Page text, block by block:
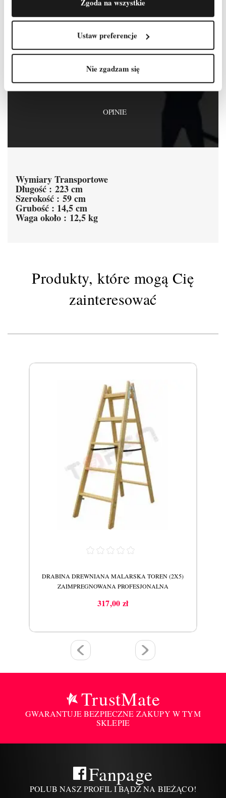
Ustaw preferencje
Nie zgadzam się
OPIS
SZCZEGÓŁY PRODUKTU
ZAŁĄCZNIKI
OPINIE
Wymiary Transportowe
Długość : 223 cm
Szerokość : 59 cm
Grubość : 14,5 cm
Waga około : 12,5 kg
Produkty, które mogą Cię
zainteresować
DRABINA DREWNIANA MALARSKA TOREN (2X5)
ZAIMPREGNOWANA PROFESJONALNA
Cena
317,00 zł
TrustMate
GWARANTUJE BEZPIECZNE ZAKUPY W TYM
SKLEPIE
Fanpage
POLUB NASZ PROFIL I BĄDŹ NA BIEŻĄCO!